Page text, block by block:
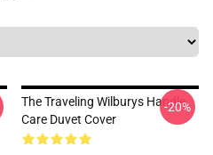
The Traveling Wilburys Handle
Care Duvet Cover
-20%